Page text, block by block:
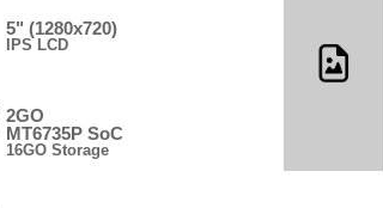
5" (1280x720)
IPS LCD
2GO
MT6735P SoC
16GO Storage